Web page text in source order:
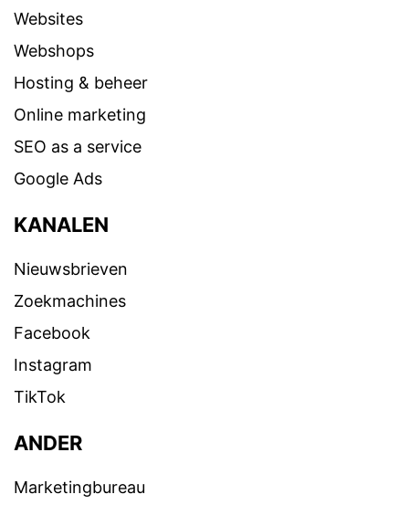
Websites
Webshops
Hosting & beheer
Online marketing
SEO as a service
Google Ads
KANALEN
Nieuwsbrieven
Zoekmachines
Facebook
Instagram
TikTok
ANDER
Marketingbureau